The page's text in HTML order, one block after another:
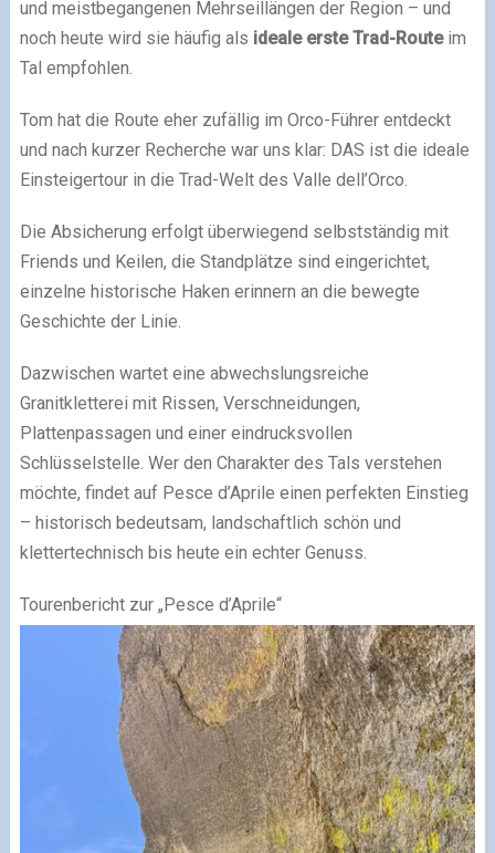
und meistbegangenen Mehrseillängen der Region – und
noch heute wird sie häufig als ideale erste Trad-Routeim
Tal empfohlen.
Tom hat die Route eher zufällig im Orco-Führer entdeckt
und nach kurzer Recherche war uns klar: DAS ist die ideale
Einsteigertour in die Trad-Welt des Valle dell’Orco.
Die Absicherung erfolgt überwiegend selbstständig mit
Friends und Keilen, die Standplätze sind eingerichtet,
einzelne historische Haken erinnern an die bewegte
Geschichte der Linie.
Dazwischen wartet eine abwechslungsreiche
Granitkletterei mit Rissen, Verschneidungen,
Plattenpassagen und einer eindrucksvollen
Schlüsselstelle. Wer den Charakter des Tals verstehen
möchte, findet auf Pesce d’Aprile einen perfekten Einstieg
– historisch bedeutsam, landschaftlich schön und
klettertechnisch bis heute ein echter Genuss.
Tourenbericht zur „Pesce d’Aprile“